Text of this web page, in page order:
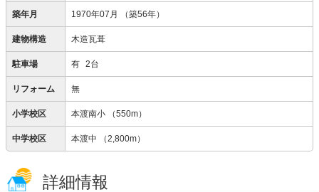
築年月 1970年07月 （築56年）
建物構造 木造瓦葺
駐車場 有 2台
リフォーム 無
小学校区 本渡南小 （550m）
中学校区 本渡中 （2,800m）
詳細情報